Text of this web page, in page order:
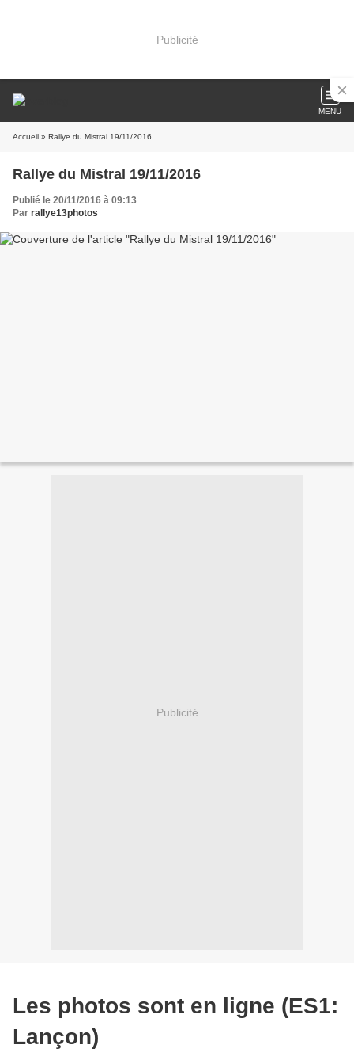
Publicité
MENU
Accueil » Rallye du Mistral 19/11/2016
Rallye du Mistral 19/11/2016
Publié le 20/11/2016 à 09:13
Par rallye13photos
Publicité
Les photos sont en ligne (ES1:
Lançon)